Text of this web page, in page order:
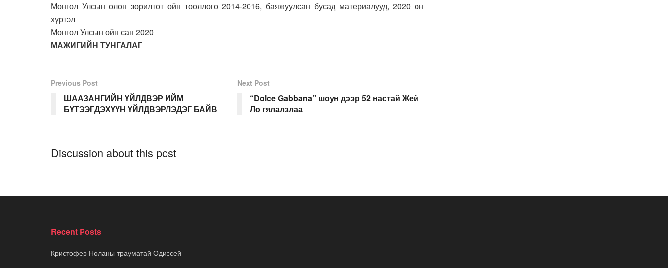
Монгол Улсын олон зорилтот ойн тооллого 2014-2016, баяжуулсан бусад материалууд, 2020 он
хүртэл
Монгол Улсын ойн сан 2020
МАЖИГИЙН ТУНГАЛАГ
Previous Post
ШААЗАНГИЙН ҮЙЛДВЭР ИЙМ
БҮТЭЭГДЭХҮҮН ҮЙЛДВЭРЛЭДЭГ БАЙВ
Next Post
“Dolce Gabbana” шоун дээр 52 настай Жей
Ло гялалзлаа
Discussion about this post
Recent Posts
Кристофер Ноланы трауматай Одиссей